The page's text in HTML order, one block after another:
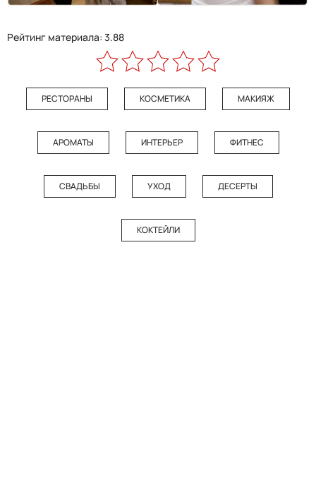
Рейтинг материала: 3.88
РЕСТОРАНЫ КОСМЕТИКА МАКИЯЖ
АРОМАТЫ ИНТЕРЬЕР ФИТНЕС
СВАДЬБЫ УХОД ДЕСЕРТЫ
КОКТЕЙЛИ